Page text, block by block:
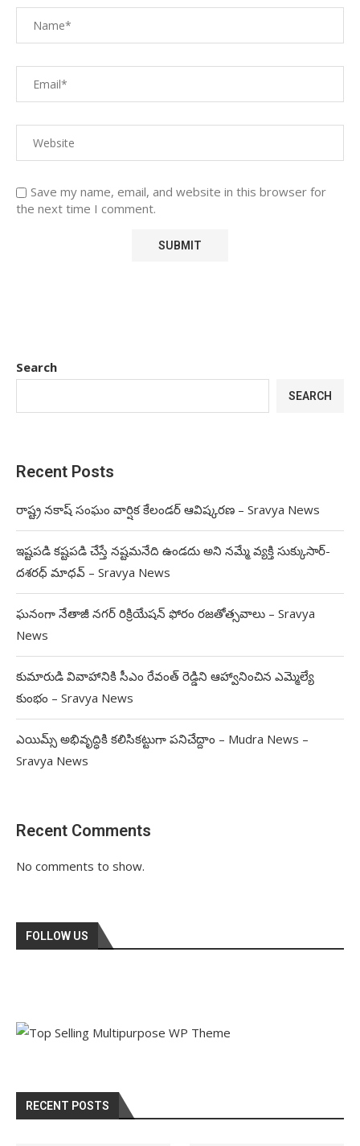
Save my name, email, and website in this browser for
the next time I comment.
Search
SEARCH
Recent Posts
రాష్ట్ర నకాష్ సంఘం వార్షిక కేలండర్ ఆవిష్కరణ – Sravya News
ఇష్టపడి కష్టపడి చేస్తే నష్టమనేది ఉండదు అని నమ్మే వ్యక్తి సుక్కుసార్‌-
దశరధ్‌ మాధవ్‌ – Sravya News
ఘనంగా నేతాజీ నగర్ రిక్రియేషన్ ఫోరం రజతోత్సవాలు – Sravya
News
కుమారుడి వివాహానికి సీఎం రేవంత్ రెడ్డిని ఆహ్వానించిన ఎమ్మెల్యే
కుంభం – Sravya News
ఎయిమ్స్ అభివృద్ధికి కలిసికట్టుగా పనిచేద్దాం – Mudra News –
Sravya News
Recent Comments
No comments to show.
FOLLOW US
RECENT POSTS